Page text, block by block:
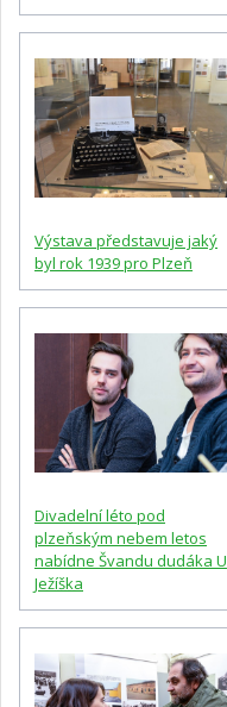
Výstava představuje jaký
byl rok 1939 pro Plzeň
Divadelní léto pod
plzeňským nebem letos
nabídne Švandu dudáka U
Ježíška